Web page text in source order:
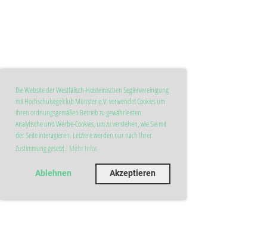
Die Website der Westfälisch-Holsteinischen Seglervereinigung
mit Hochschulsegelclub Münster e.V. verwendet Cookies um
ihren ordnungsgemäßen Betrieb zu gewährleisten.
Analytische und Werbe-Cookies, um zu verstehen, wie Sie mit
der Seite interagieren. Letztere werden nur nach Ihrer
Zustimmung gesetzt. Mehr Infos
Ablehnen Akzeptieren